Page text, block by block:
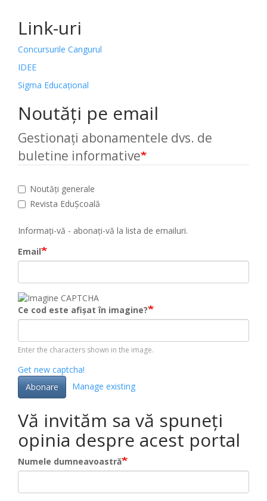
Link-uri
Concursurile Cangurul
IDEE
Sigma Educațional
Noutăți pe email
Gestionați abonamentele dvs. de
buletine informative
Noutăți generale
Revista EduȘcoală
Informați-vă - abonați-vă la lista de emailuri.
Email
Ce cod este afișat în imagine?
Enter the characters shown in the image.
Get new captcha!
Abonare
Manage existing
Vă invităm sa vă spuneți
opinia despre acest portal
Numele dumneavoastră